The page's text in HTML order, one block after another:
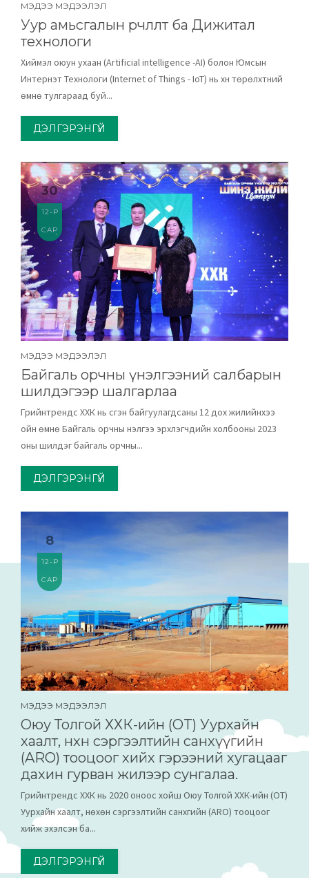
МЭДЭЭ МЭДЭЭЛЭЛ
Уур амьсгалын өөрчлөлт ба Дижитал
технологи
Хиймэл оюун ухаан (Artificial intelligence -AI) болон Юмсын
Интернэт Технологи (Internet of Things - IoT) нь хүн төрөлхтний
өмнө тулгараад буй...
ДЭЛГЭРЭНГҮЙ
30
12-Р
САР
МЭДЭЭ МЭДЭЭЛЭЛ
Байгаль орчны үнэлгээний салбарын
шилдэгээр шалгарлаа
Грийнтрендс ХХК нь үүсгэн байгуулагдсаны 12 дох жилийнхээ
ойн өмнө Байгаль орчны үнэлгээ эрхлэгчдийн холбооны 2023
оны шилдэг байгаль орчны...
ДЭЛГЭРЭНГҮЙ
8
12-Р
САР
МЭДЭЭ МЭДЭЭЛЭЛ
Оюу Толгой ХХК-ийн (OT) Уурхайн
хаалт, нөхөн сэргээлтийн санхүүгийн
(ARO) тооцоог хийх гэрээний хугацааг
дахин гурван жилээр сунгалаа.
Грийнтрендс ХХК нь 2020 оноос хойш Оюу Толгой ХХК-ийн (OT)
Уурхайн хаалт, нөхөн сэргээлтийн санхүүгийн (ARO) тооцоог
хийж эхэлсэн ба...
ДЭЛГЭРЭНГҮЙ